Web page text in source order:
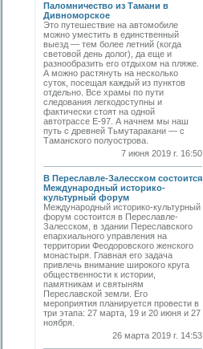
Паломничество из Тамани в
Дивноморское
Это путешествие на автомобиле
можно уместить в единственный
выезд — тем более летний (когда
световой день долог), да еще и
разнообразить его отдыхом на пляже.
А можно растянуть на несколько
суток, посещая каждый из пунктов
отдельно. Все храмы по пути
следования легкодоступны и
фактически стоят на одной
автотрассе Е-97. А начнем мы наш
путь с древней Тьмутаракани — с
Таманского полуострова.
7 июня 2019 г. 16:50
В Переславле-Залесском состоится
Международный историко-
культурный форум
Международный историко-культурный
форум состоится в Переславле-
Залесском, в здании Переславского
епархиального управления на
территории Феодоровского женского
монастыря. Главная его задача
привлечь внимание широкого круга
общественности к истории,
памятникам и святыням
Переславской земли. Его
мероприятия планируется провести в
три этапа: 27 марта, 19 и 20 июня и 27
ноября.
26 марта 2019 г. 14:53